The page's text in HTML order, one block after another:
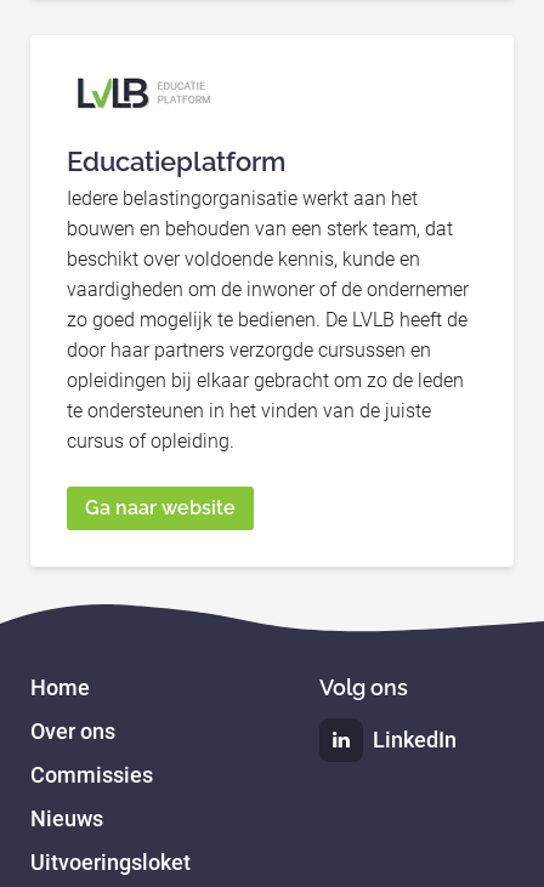
Educatieplatform
Iedere belastingorganisatie werkt aan het
bouwen en behouden van een sterk team, dat
beschikt over voldoende kennis, kunde en
vaardigheden om de inwoner of de ondernemer
zo goed mogelijk te bedienen. De LVLB heeft de
door haar partners verzorgde cursussen en
opleidingen bij elkaar gebracht om zo de leden
te ondersteunen in het vinden van de juiste
cursus of opleiding.
Ga naar website
Home
Over ons
Commissies
Nieuws
Uitvoeringsloket
Volg ons
LinkedIn